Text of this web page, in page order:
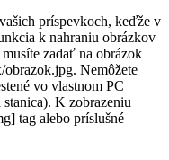
príspevkoch, keďže v
k nahraniu obrázkov
zadať na obrázok
Nemôžete
vo vlastnom PC
K zobrazeniu
tag alebo príslušné